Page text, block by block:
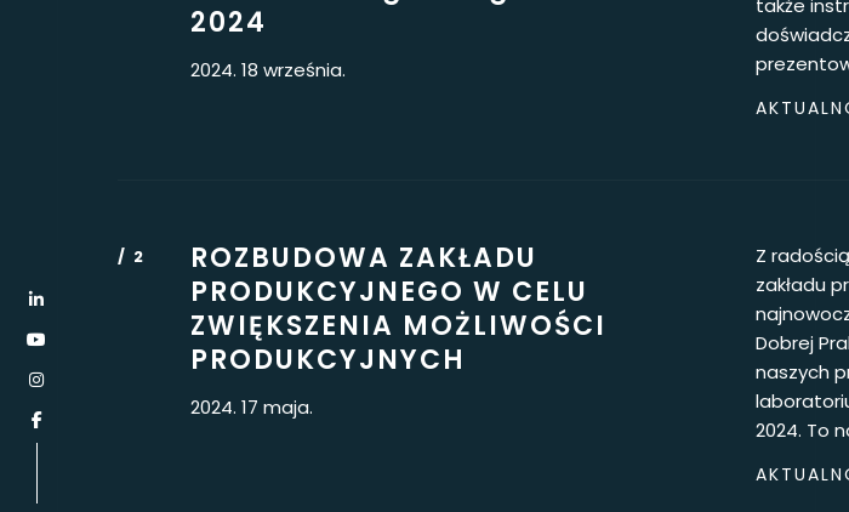
2024
2024. 18 września.
także
ROZBUDOWA ZAKŁADU
PRODUKCYJNEGO W CELU
ZWIĘKSZENIA MOŻLIWOŚCI
PRODUKCYJNYCH
2024. 17 maja.
Z
zakładu
Dobrej
naszych
2024. To